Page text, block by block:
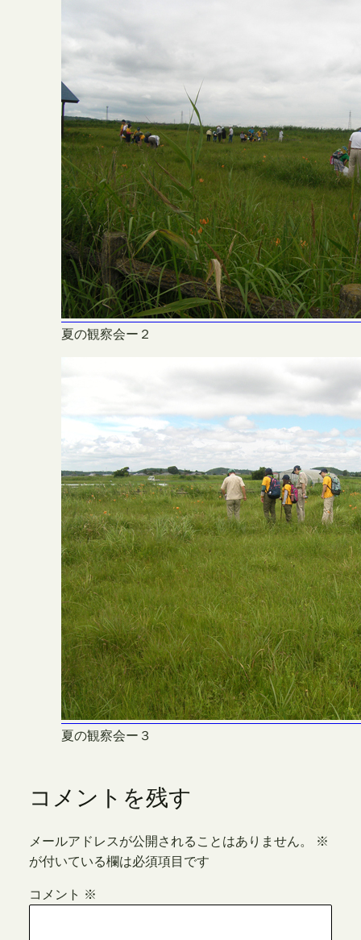
夏の観察会ー２
夏の観察会ー３
コメントを残す
メールアドレスが公開されることはありません。
※
が付いている欄は必須項目です
コメント ※